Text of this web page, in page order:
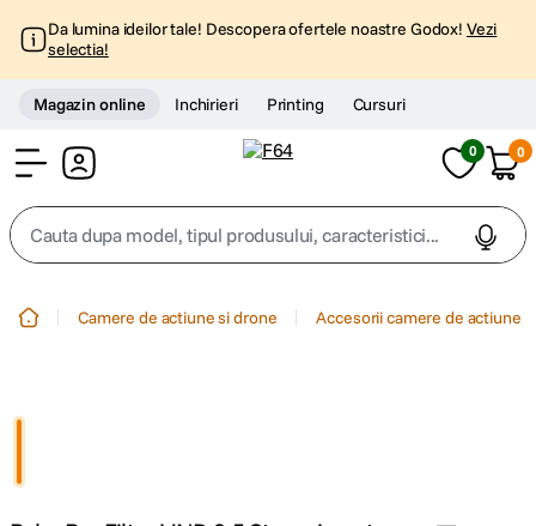
Da lumina ideilor tale! Descopera ofertele noastre Godox! Vezi
selectia!
Magazin online Inchirieri Printing Cursuri
0 0
Cauta dupa model, tipul produsului, caracteristici...
Camere de actiune si drone Accesorii camere de actiune